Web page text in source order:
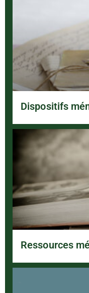
Dispositifs
Ressources